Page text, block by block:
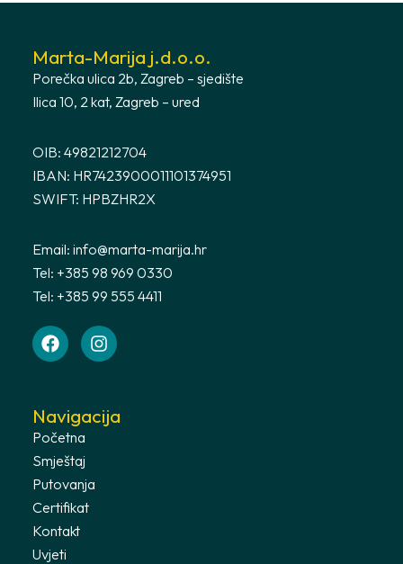
Marta-Marija j.d.o.o.
Porečka ulica 2b, Zagreb – sjedište
Ilica 10, 2 kat, Zagreb – ured
OIB: 49821212704
IBAN: HR7423900011101374951
SWIFT: HPBZHR2X
Email: info@marta-marija.hr
Tel: +385 98 969 0330
Tel: +385 99 555 4411
Navigacija
Početna
Smještaj
Putovanja
Certifikat
Kontakt
Uvjeti